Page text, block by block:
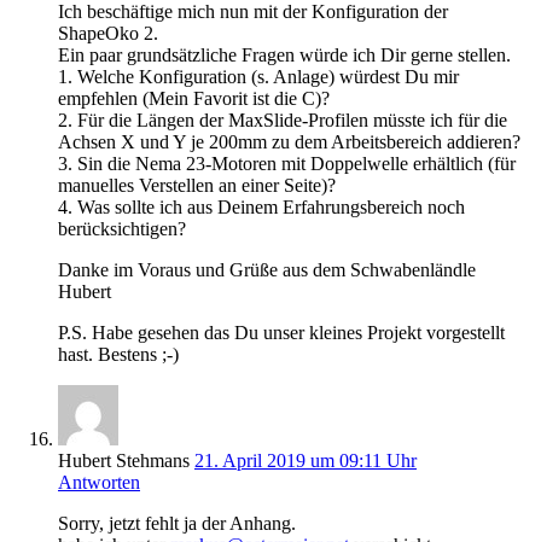
Ich beschäftige mich nun mit der Konfiguration der
ShapeOko 2.
Ein paar grundsätzliche Fragen würde ich Dir gerne stellen.
1. Welche Konfiguration (s. Anlage) würdest Du mir
empfehlen (Mein Favorit ist die C)?
2. Für die Längen der MaxSlide-Profilen müsste ich für die
Achsen X und Y je 200mm zu dem Arbeitsbereich addieren?
3. Sin die Nema 23-Motoren mit Doppelwelle erhältlich (für
manuelles Verstellen an einer Seite)?
4. Was sollte ich aus Deinem Erfahrungsbereich noch
berücksichtigen?
Danke im Voraus und Grüße aus dem Schwabenländle
Hubert
P.S. Habe gesehen das Du unser kleines Projekt vorgestellt
hast. Bestens ;-)
Hubert Stehmans 21. April 2019 um 09:11 Uhr
Antworten
Sorry, jetzt fehlt ja der Anhang.